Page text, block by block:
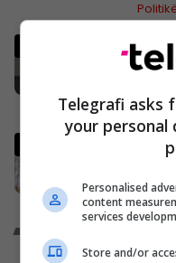
32
Telegrafi asks
your
Personalised
content
services
Store and/or